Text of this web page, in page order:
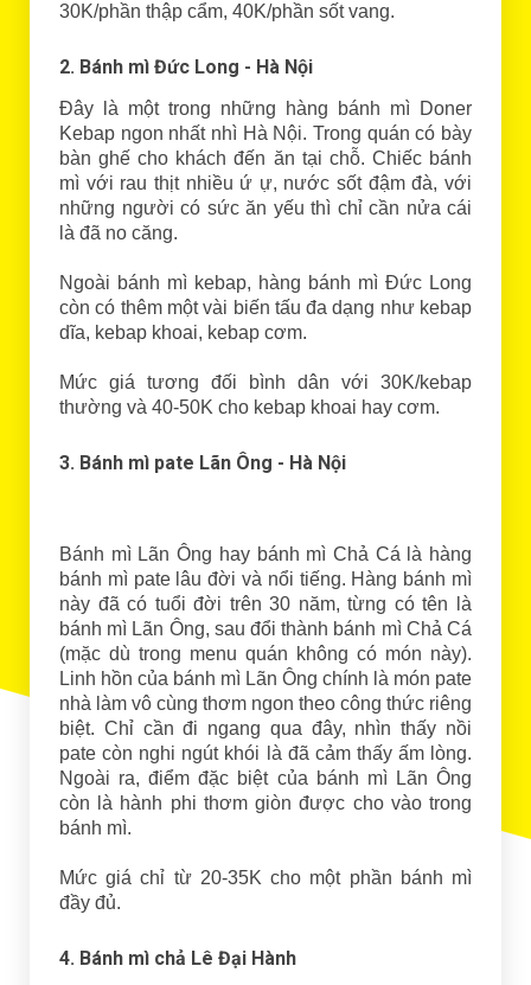
30K/phần thập cẩm, 40K/phần sốt vang.
2. Bánh mì Đức Long - Hà Nội
Đây là một trong những hàng bánh mì Doner
Kebap ngon nhất nhì Hà Nội. Trong quán có bày
bàn ghế cho khách đến ăn tại chỗ. Chiếc bánh
mì với rau thịt nhiều ứ ự, nước sốt đậm đà, với
những người có sức ăn yếu thì chỉ cần nửa cái
là đã no căng.
Ngoài bánh mì kebap, hàng bánh mì Đức Long
còn có thêm một vài biến tấu đa dạng như kebap
dĩa, kebap khoai, kebap cơm.
Mức giá tương đối bình dân với 30K/kebap
thường và 40-50K cho kebap khoai hay cơm.
3. Bánh mì pate Lãn Ông - Hà Nội
Bánh mì Lãn Ông hay bánh mì Chả Cá là hàng
bánh mì pate lâu đời và nổi tiếng. Hàng bánh mì
này đã có tuổi đời trên 30 năm, từng có tên là
bánh mì Lãn Ông, sau đổi thành bánh mì Chả Cá
(mặc dù trong menu quán không có món này).
Linh hồn của bánh mì Lãn Ông chính là món pate
nhà làm vô cùng thơm ngon theo công thức riêng
biệt. Chỉ cần đi ngang qua đây, nhìn thấy nồi
pate còn nghi ngút khói là đã cảm thấy ấm lòng.
Ngoài ra, điểm đặc biệt của bánh mì Lãn Ông
còn là hành phi thơm giòn được cho vào trong
bánh mì.
Mức giá chỉ từ 20-35K cho một phần bánh mì
đầy đủ.
4. Bánh mì chả Lê Đại Hành